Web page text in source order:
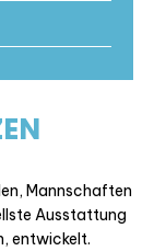
Mannschaften
Ausstattung
entwickelt.